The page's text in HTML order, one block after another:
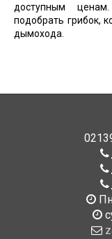
доступным
подобрать грибок,
дымохода.